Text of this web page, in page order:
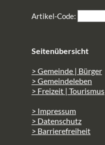
Artikel-Code:
Seitenübersicht
> Gemeinde | Bürger
> Gemeindeleben
> Freizeit | Tourismus
> Impressum
> Datenschutz
> Barrierefreiheit